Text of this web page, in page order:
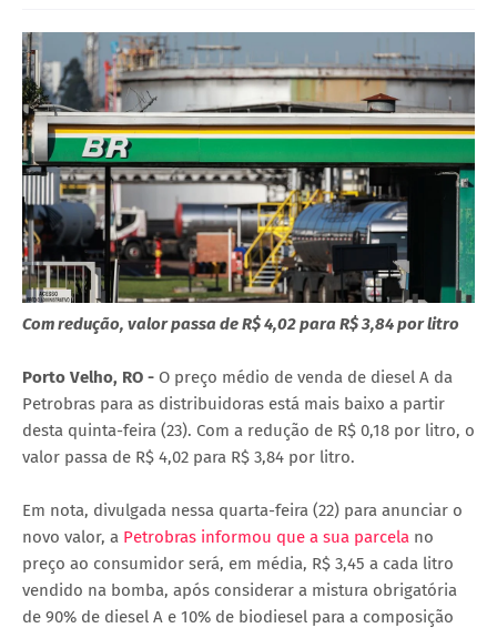
Com redução, valor passa de R$ 4,02 para R$ 3,84 por litro
Porto Velho, RO - O preço médio de venda de diesel A da
Petrobras para as distribuidoras está mais baixo a partir
desta quinta-feira (23). Com a redução de R$ 0,18 por litro, o
valor passa de R$ 4,02 para R$ 3,84 por litro.
Em nota, divulgada nessa quarta-feira (22) para anunciar o
novo valor, a Petrobras informou que a sua parcela no
preço ao consumidor será, em média, R$ 3,45 a cada litro
vendido na bomba, após considerar a mistura obrigatória
de 90% de diesel A e 10% de biodiesel para a composição